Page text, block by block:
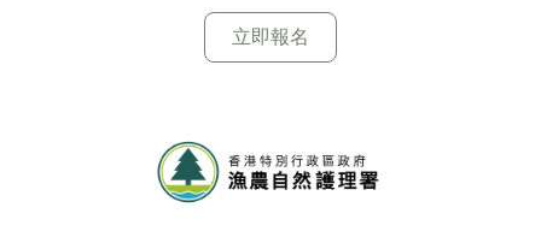
立即報名